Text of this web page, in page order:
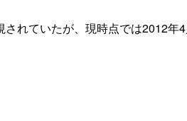
れていたが、現時点では2012年